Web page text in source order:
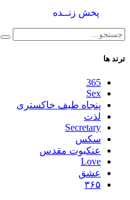
پخش زنــده
ترند ها
365
Sex
پنجاه طیف خاکستری
لذت
Secretary
سکس
عنکبوت مقدس
Love
عشق
۳۶۵